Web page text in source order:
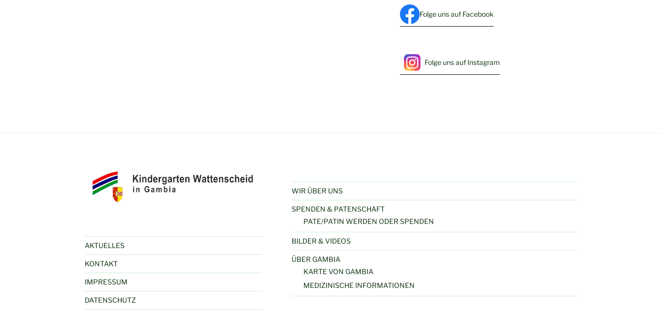
Folge uns auf Facebook
Folge uns auf Instagram
AKTUELLES
KONTAKT
IMPRESSUM
DATENSCHUTZ
WIR ÜBER UNS
SPENDEN & PATENSCHAFT
PATE/PATIN WERDEN ODER SPENDEN
BILDER & VIDEOS
ÜBER GAMBIA
KARTE VON GAMBIA
MEDIZINISCHE INFORMATIONEN